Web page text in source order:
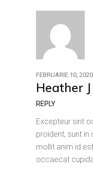
FEBRUARIE 10, 2020
Heather
REPLY
Excepteur sint
proident, sunt
mollit anim id
occaecat